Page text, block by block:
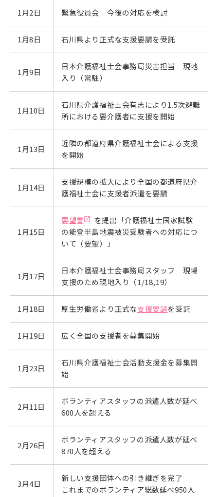
1月2日 緊急役員会 今後の対応を検討
1月8日 石川県より正式な支援要請を受託
1月9日
日本介護福祉士会事務局災害担当 現地
入り（常駐）
1月10日
石川県介護福祉士会有志により1.5次避難
所における要介護者に支援を開始
1月13日
近隣の都道府県介護福祉士会による支援
を開始
1月14日
支援規模の拡大により全国の都道府県介
護福祉士会に支援者派遣を要請
1月15日
要望書
を提出「介護福祉士国家試験
の能登半島地震被災受験者への対応につ
いて（要望）」
1月17日
日本介護福祉士会事務局スタッフ 現場
支援のため現地入り（1/18,19）
1月18日 厚生労働省より正式な支援要請を受託
1月19日 広く全国の支援者を募集開始
1月23日
石川県介護福祉士会活動支援金を募集開
始
2月11日
ボランティアスタッフの派遣人数が延べ
600人を超える
2月26日
ボランティアスタッフの派遣人数が延べ
870人を超える
3月4日
新しい支援団体への引き継ぎを完了
これまでのボランティア総数延べ950人